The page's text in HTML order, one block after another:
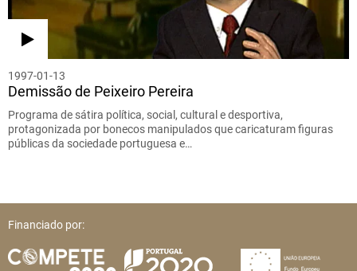
1997-01-13
Demissão de Peixeiro Pereira
Programa de sátira política, social, cultural e desportiva,
protagonizada por bonecos manipulados que caricaturam figuras
públicas da sociedade portuguesa e…
Financiado por: